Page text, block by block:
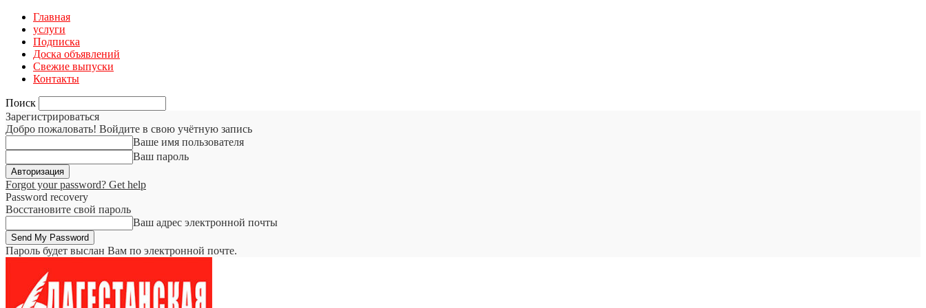
Главная
услуги
Подписка
Доска объявлений
Свежие выпуски
Контакты
Поиск
Зарегистрироваться
Добро пожаловать! Войдите в свою учётную запись
Ваше имя пользователя
Ваш пароль
Forgot your password? Get help
Password recovery
Восстановите свой пароль
Ваш адрес электронной почты
Пароль будет выслан Вам по электронной почте.